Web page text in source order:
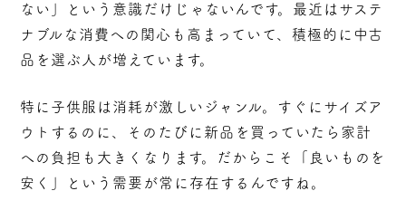
ない」という意識だけじゃないんです。最近はサステ
ナブルな消費への関心も高まっていて、 積極的に中古
品を選ぶ 人が増えています。
特に子供服は消耗が激しいジャンル。すぐにサイズア
ウトするのに、そのたびに新品を買っていたら家計
への負担も大きくなります。だからこそ「良いものを
安く」という需要が常に存在するんですね。